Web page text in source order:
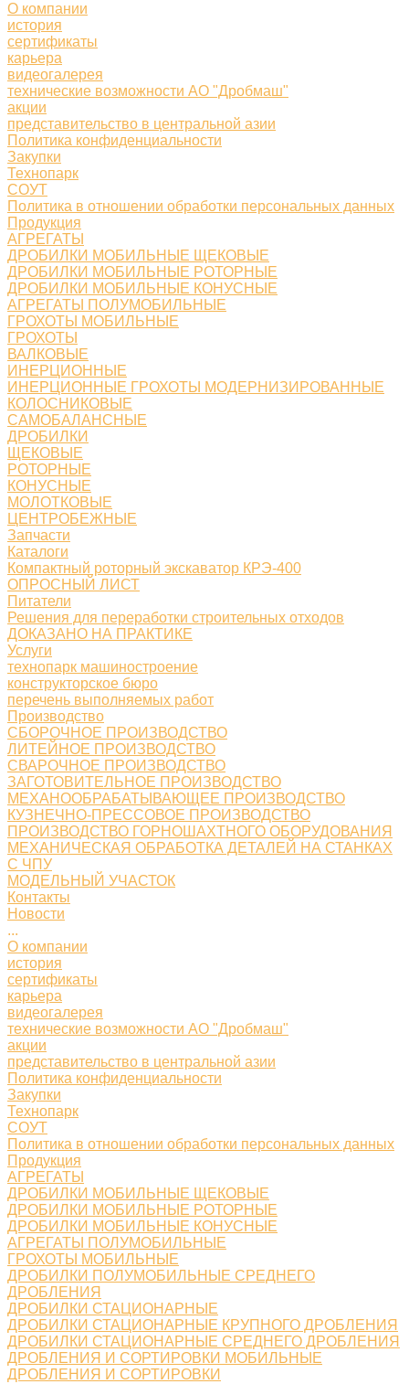
О компании
история
сертификаты
карьера
видеогалерея
технические возможности АО "Дробмаш"
акции
представительство в центральной азии
Политика конфиденциальности
Закупки
Технопарк
СОУТ
Политика в отношении обработки персональных данных
Продукция
АГРЕГАТЫ
ДРОБИЛКИ МОБИЛЬНЫЕ ЩЕКОВЫЕ
ДРОБИЛКИ МОБИЛЬНЫЕ РОТОРНЫЕ
ДРОБИЛКИ МОБИЛЬНЫЕ КОНУСНЫЕ
АГРЕГАТЫ ПОЛУМОБИЛЬНЫЕ
ГРОХОТЫ МОБИЛЬНЫЕ
ГРОХОТЫ
ВАЛКОВЫЕ
ИНЕРЦИОННЫЕ
ИНЕРЦИОННЫЕ ГРОХОТЫ МОДЕРНИЗИРОВАННЫЕ
КОЛОСНИКОВЫЕ
САМОБАЛАНСНЫЕ
ДРОБИЛКИ
ЩЕКОВЫЕ
РОТОРНЫЕ
КОНУСНЫЕ
МОЛОТКОВЫЕ
ЦЕНТРОБЕЖНЫЕ
Запчасти
Каталоги
Компактный роторный экскаватор КРЭ-400
ОПРОСНЫЙ ЛИСТ
Питатели
Решения для переработки строительных отходов
ДОКАЗАНО НА ПРАКТИКЕ
Услуги
технопарк машиностроение
конструкторское бюро
перечень выполняемых работ
Производство
СБОРОЧНОЕ ПРОИЗВОДСТВО
ЛИТЕЙНОЕ ПРОИЗВОДСТВО
СВАРОЧНОЕ ПРОИЗВОДСТВО
ЗАГОТОВИТЕЛЬНОЕ ПРОИЗВОДСТВО
МЕХАНООБРАБАТЫВАЮЩЕЕ ПРОИЗВОДСТВО
КУЗНЕЧНО-ПРЕССОВОЕ ПРОИЗВОДСТВО
ПРОИЗВОДСТВО ГОРНОШАХТНОГО ОБОРУДОВАНИЯ
МЕХАНИЧЕСКАЯ ОБРАБОТКА ДЕТАЛЕЙ НА СТАНКАХ
С ЧПУ
МОДЕЛЬНЫЙ УЧАСТОК
Контакты
Новости
...
О компании
история
сертификаты
карьера
видеогалерея
технические возможности АО "Дробмаш"
акции
представительство в центральной азии
Политика конфиденциальности
Закупки
Технопарк
СОУТ
Политика в отношении обработки персональных данных
Продукция
АГРЕГАТЫ
ДРОБИЛКИ МОБИЛЬНЫЕ ЩЕКОВЫЕ
ДРОБИЛКИ МОБИЛЬНЫЕ РОТОРНЫЕ
ДРОБИЛКИ МОБИЛЬНЫЕ КОНУСНЫЕ
АГРЕГАТЫ ПОЛУМОБИЛЬНЫЕ
ГРОХОТЫ МОБИЛЬНЫЕ
ДРОБИЛКИ ПОЛУМОБИЛЬНЫЕ СРЕДНЕГО
ДРОБЛЕНИЯ
ДРОБИЛКИ СТАЦИОНАРНЫЕ
ДРОБИЛКИ СТАЦИОНАРНЫЕ КРУПНОГО ДРОБЛЕНИЯ
ДРОБИЛКИ СТАЦИОНАРНЫЕ СРЕДНЕГО ДРОБЛЕНИЯ
ДРОБЛЕНИЯ И СОРТИРОВКИ МОБИЛЬНЫЕ
ДРОБЛЕНИЯ И СОРТИРОВКИ